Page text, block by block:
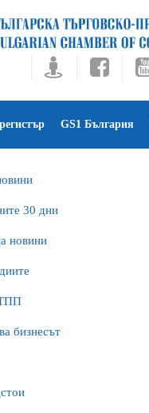
GS1 България
30 дни
новини
бизнесът